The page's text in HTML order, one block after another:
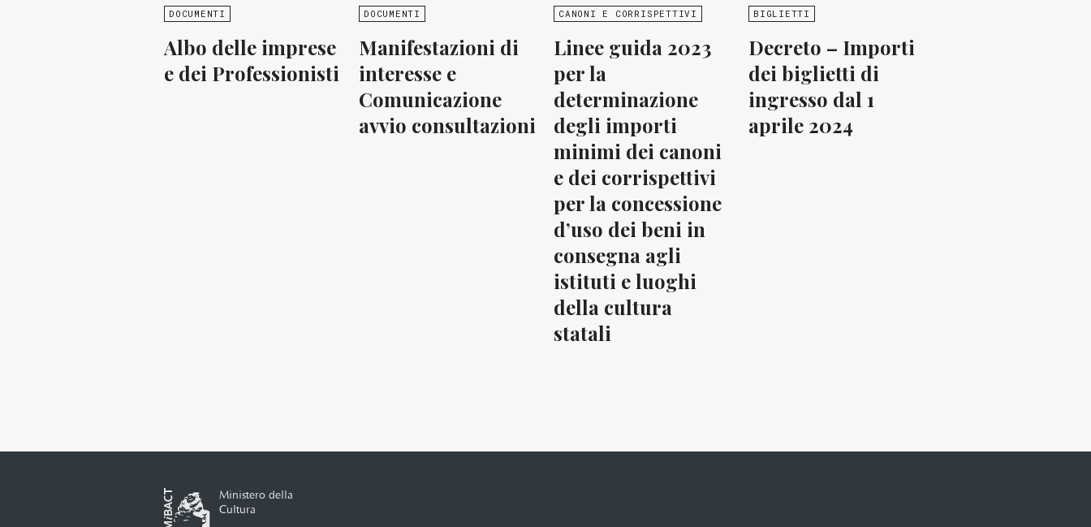
DOCUMENTI
Albo delle imprese
e dei Professionisti
DOCUMENTI
Manifestazioni di
interesse e
Comunicazione
avvio consultazioni
CANONI E CORRISPETTIVI
Linee guida 2023
per la
determinazione
degli importi
minimi dei canoni
e dei corrispettivi
per la concessione
d’uso dei beni in
consegna agli
istituti e luoghi
della cultura
statali
BIGLIETTI
Decreto – Importi
dei biglietti di
ingresso dal 1
aprile 2024
Ministero della
Cultura